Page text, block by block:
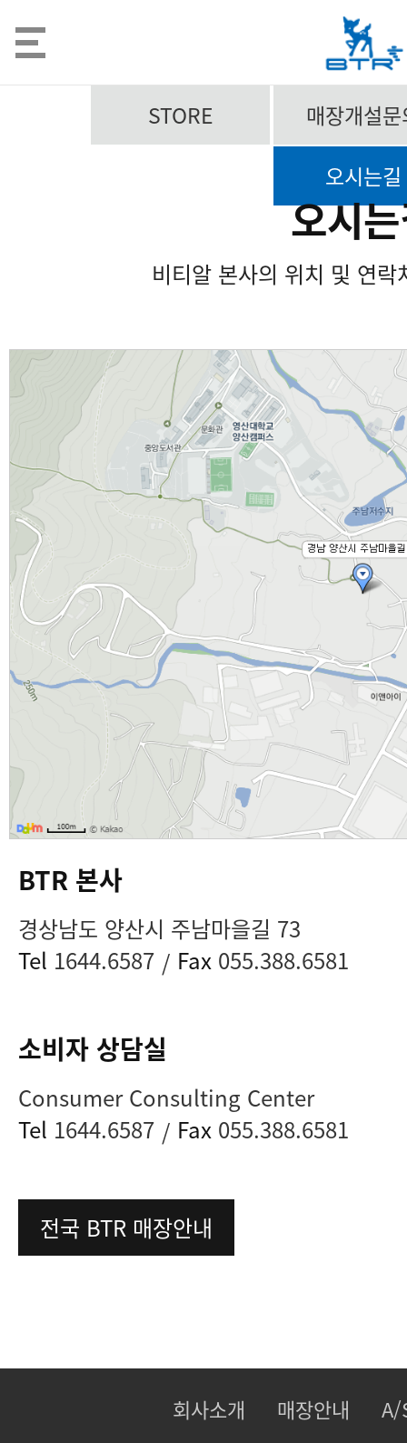
STORE
매장개설
오시는길
오시
비티알 본사의 위치 및 연
BTR 본사
경상남도 양산시 주남마을길 73
Tel 1644.6587 / Fax 055.388.6581
소비자 상담실
Consumer Consulting Center
Tel 1644.6587 / Fax 055.388.6581
전국 BTR 매장안내
회사소개 매장안내 A/